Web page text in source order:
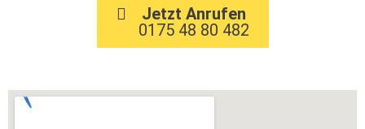
Jetzt Anrufen
0175 48 80 482